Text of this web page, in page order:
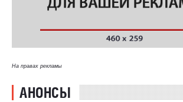
На правах рекламы
АНОНСЫ